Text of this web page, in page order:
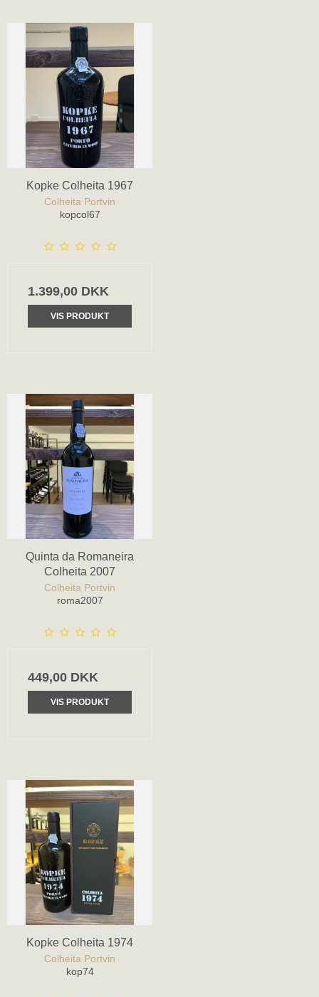
Kopke Colheita 1967
Colheita Portvin
kopcol67
1.399,00 DKK
VIS PRODUKT
Quinta da Romaneira
Colheita 2007
Colheita Portvin
roma2007
449,00 DKK
VIS PRODUKT
Kopke Colheita 1974
Colheita Portvin
kop74